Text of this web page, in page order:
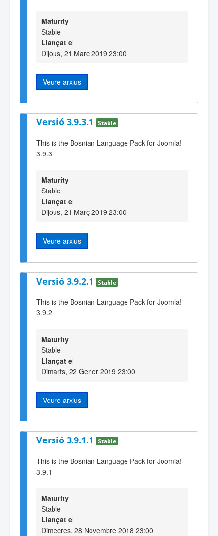
Maturity
Stable
Llançat el
Dijous, 21 Març 2019 23:00
Veure arxius
Versió 3.9.3.1 Stable
This is the Bosnian Language Pack for Joomla!
3.9.3
Maturity
Stable
Llançat el
Dijous, 21 Març 2019 23:00
Veure arxius
Versió 3.9.2.1 Stable
This is the Bosnian Language Pack for Joomla!
3.9.2
Maturity
Stable
Llançat el
Dimarts, 22 Gener 2019 23:00
Veure arxius
Versió 3.9.1.1 Stable
This is the Bosnian Language Pack for Joomla!
3.9.1
Maturity
Stable
Llançat el
Dimecres, 28 Novembre 2018 23:00